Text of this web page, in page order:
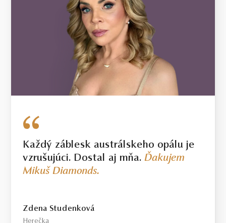
Každý záblesk austrálskeho opálu je
vzrušujúci. Dostal aj mňa.Ďakujem
Mikuš Diamonds.
Zdena Studenková
Herečka